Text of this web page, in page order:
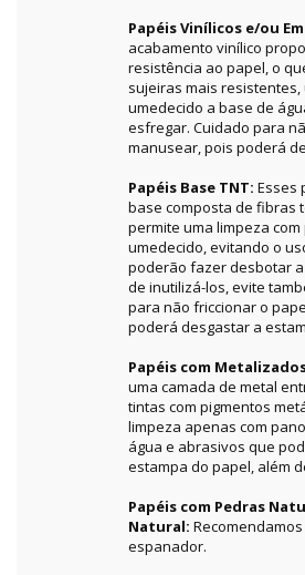
Papéis Vinílicos e/ou
acabamento vinílico
resistência ao papel, o
sujeiras mais
umedecido a base de
esfregar. Cuidado para
manusear, pois poderá
Papéis Base TNT: Esses
base composta de fibras
permite uma limpeza
umedecido, evitando o
poderão fazer desbotar
de inutilizá-los, evite
para não friccionar o
poderá desgastar a
Papéis com
uma camada de metal
tintas com pigmentos
limpeza apenas com
água e abrasivos que
estampa do papel, além
Papéis com Pedras
Natural:
espanador.